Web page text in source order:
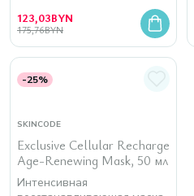
123,03BYN
175,76BYN
-25%
SKINCODE
Exclusive Cellular Recharge
Age-Renewing Mask, 50 мл
Интенсивная